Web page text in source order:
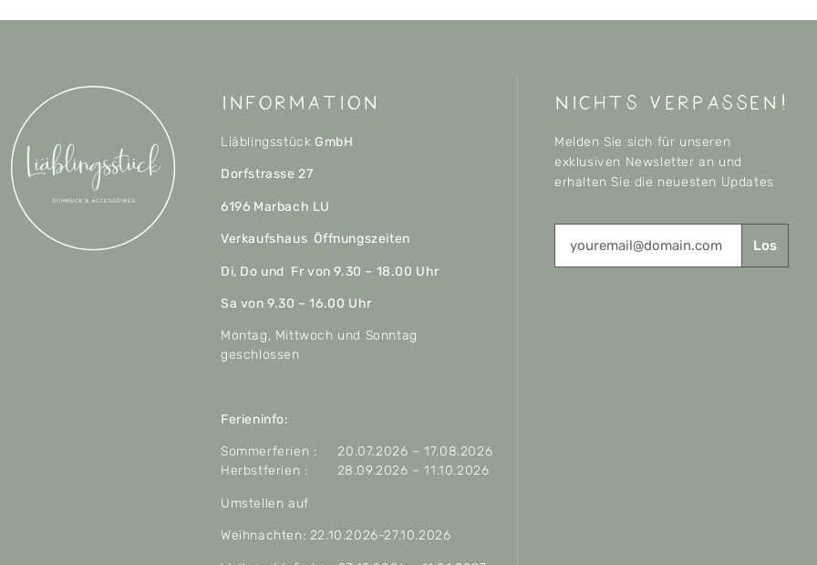
Information
Liäblingsstück GmbH
Dorfstrasse 27
6196 Marbach LU
Verkaufshaus Öffnungszeiten
Di, Do und Fr von 9.30 – 18.00 Uhr
Sa von 9.30 – 16.00 Uhr
Montag, Mittwoch und Sonntag
geschlossen
Ferieninfo:
Sommerferien : 20.07.2026 – 17.08.2026
Herbstferien : 28.09.2026 – 11.10.2026
Umstellen auf
Weihnachten: 22.10.2026-27.10.2026
nichts verpassen!
Melden Sie sich für unseren
exklusiven Newsletter an und
erhalten Sie die neuesten Updates
Los